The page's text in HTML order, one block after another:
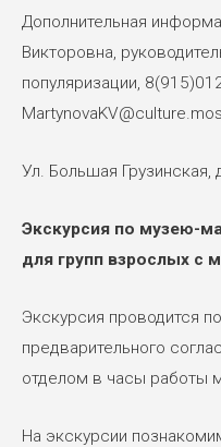
Дополнительная
Викторовна,
популяризации,
Ул. Большая Грузинская,
Экскурсия по музею-
для групп взрослых с
Экскурсия проводится
предварительного
отделом в часы работы
На экскурсии